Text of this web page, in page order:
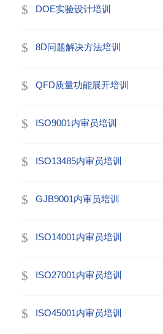
DOE实验设计培训
8D问题解决方法培训
QFD质量功能展开培训
ISO9001内审员培训
ISO13485内审员培训
GJB9001内审员培训
ISO14001内审员培训
ISO27001内审员培训
ISO45001内审员培训